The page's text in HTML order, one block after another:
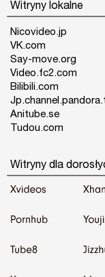
Witryny lokalne
Nicovideo.jp
VK.com
Say-move.org
Video.fc2.com
Bilibili.com
Anitube.se
Tudou.com
Witryny dla